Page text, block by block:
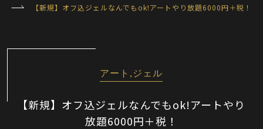
【新規】オフ込ジェルなんでもok!アートやり放題6000円＋税！
アート,ジェル
【新規】オフ込ジェルなんでもok!アートやり
放題6000円＋税！